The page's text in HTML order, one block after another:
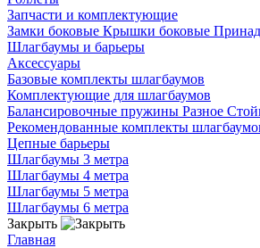
Запчасти и комплектующие
Замки боковые Крышки боковые
Шлагбаумы и барьеры
Аксессуары
Базовые комплекты шлагбаумов
Комплектующие для шлагбаумов
Балансировочные пружины Разное
Рекомендованные комплекты
Цепные барьеры
Шлагбаумы 3 метра
Шлагбаумы 4 метра
Шлагбаумы 5 метра
Шлагбаумы 6 метра
Закрыть
Главная